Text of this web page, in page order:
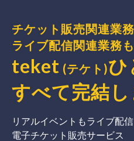
チケット販売関連業務
ライブ配信関連業務も
teket (テケト)ひ
すべて完結
リアルイベントもライブ配
電子チケット販売サービス